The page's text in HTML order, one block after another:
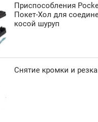
Приспособления
Покет-Хол для
косой шуруп
Снятие кромки и